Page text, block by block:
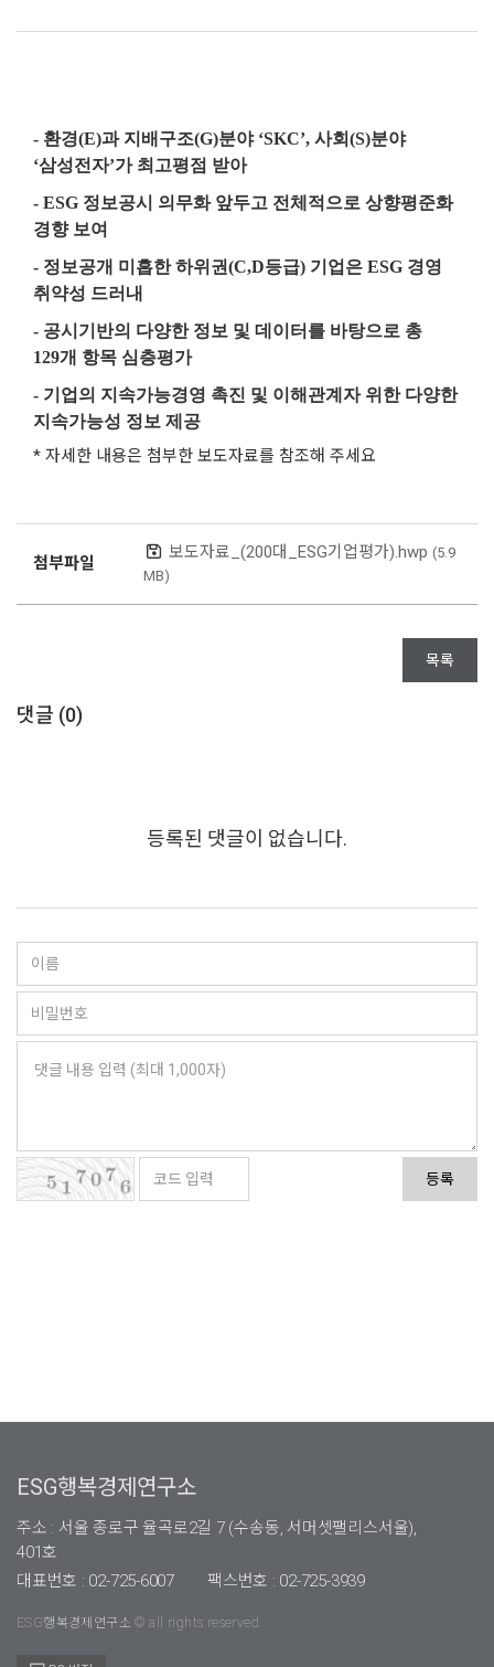
- 환경(E)과 지배구조(G)분야 ‘SKC’, 사회 (S)분야
‘삼성전자’가 최고평점 받아
- ESG 정보공시 의무화 앞두고 전체적으로 상향평준화
경향 보여
- 정보공개 미흡한 하위권(C,D등급) 기업은 ESG 경영
취약성 드러내
- 공시기반의 다양한 정보 및 데이터를 바탕으로 총
129개 항목 심층평가
- 기업의 지속가능경영 촉진 및 이해관계자 위한 다양한
지속가능성 정보 제공
* 자세한 내용은 첨부한 보도자료를 참조해 주세요
첨부파일
보도자료_(200대_ESG기업평가).hwp (5.9
MB)
목록
댓글 (0)
등록된 댓글이 없습니다.
등록
ESG행복경제연구소
주소 : 서울 종로구 율곡로2길 7 (수송동, 서머셋팰리스서울),
401호
대표번호 : 02-725-6007
팩스번호 : 02-725-3939
ESG행복경제연구소 © all rights reserved.